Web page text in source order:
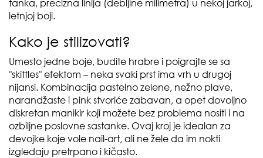
tanka, precizna linija (debljine milimetra) u nekoj jarkoj,
letnjoj boji.
Kako je stilizovati?
Umesto jedne boje, budite hrabre i poigrajte se sa
"skittles" efektom – neka svaki prst ima vrh u drugoj
nijansi. Kombinacija pastelno zelene, nežno plave,
narandžaste i pink stvoriće zabavan, a opet dovoljno
diskretan manikir koji možete bez problema nositi i na
ozbiljne poslovne sastanke. Ovaj kroj je idealan za
devojke koje vole nail-art, ali ne žele da im nokti
izgledaju pretrpano i kičasto.